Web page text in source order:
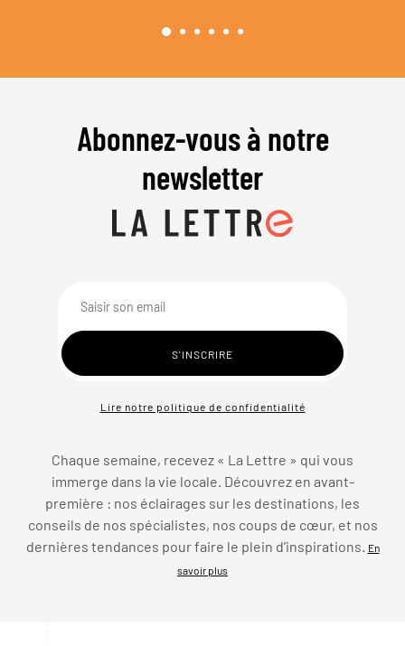
Abonnez-vous à notre
newsletter
Lire notre politique de confidentialité
Chaque semaine, recevez « La Lettre » qui vous
immerge dans la vie locale. Découvrez en avant-
première : nos éclairages sur les destinations, les
conseils de nos spécialistes, nos coups de cœur, et nos
dernières tendances pour faire le plein d’inspirations.
En
savoir plus